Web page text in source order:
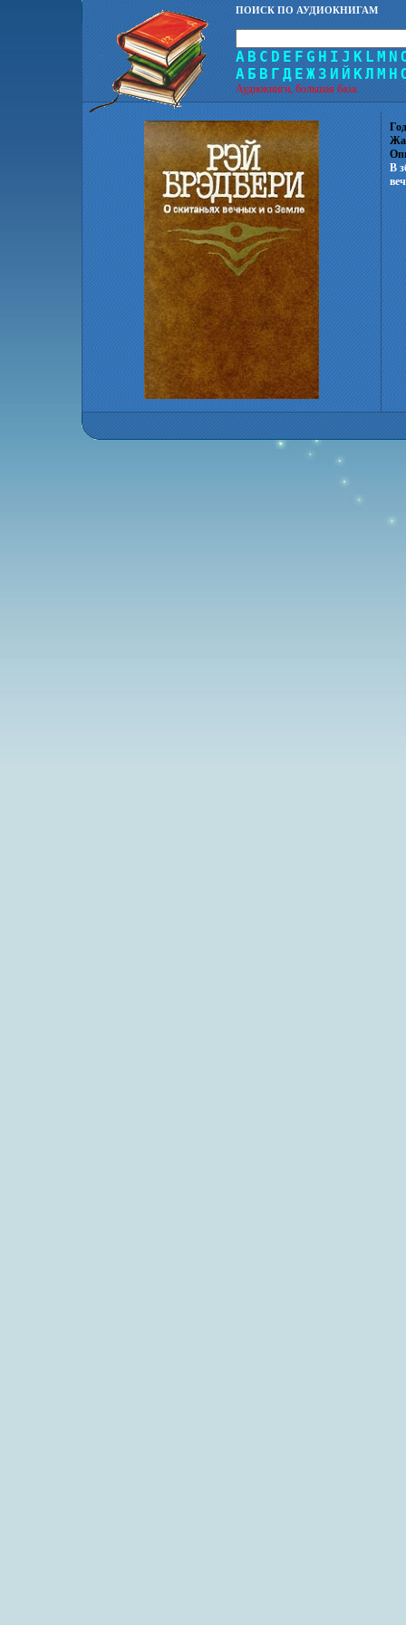
ПОИСК ПО АУДИОКНИГАМ
A B C D E F G H I J K L M N
А Б В Г Д Е Ж З И Й КЛ М Н
Аудиокниги, большая база.
В